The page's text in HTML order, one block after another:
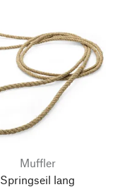
Muffler
Springseil lang